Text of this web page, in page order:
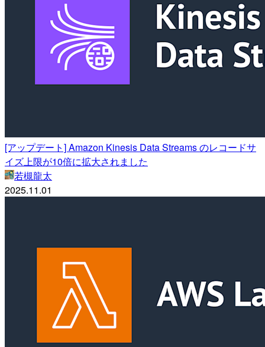
[アップデート] Amazon Kinesis Data Streams のレコードサ
イズ上限が10倍に拡大されました
若槻龍太
2025.11.01